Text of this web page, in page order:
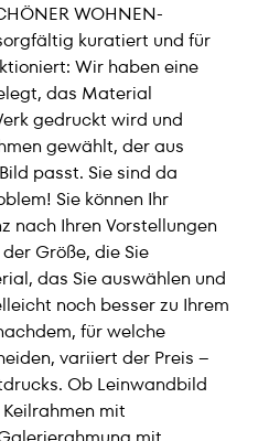
WOHNEN-
kuratiert und für
Wir haben eine
das Material
gedruckt wird und
gewählt, der aus
passt. Sie sind da
Sie können Ihr
nach Ihren Vorstellungen
Größe, die Sie
das Sie auswählen und
noch besser zu Ihrem
für welche
variiert der Preis –
Ob Leinwandbild
mit